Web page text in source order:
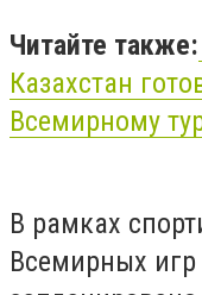
Читайте также:
Казахстан
Всемирному
В рамках
Всемирных